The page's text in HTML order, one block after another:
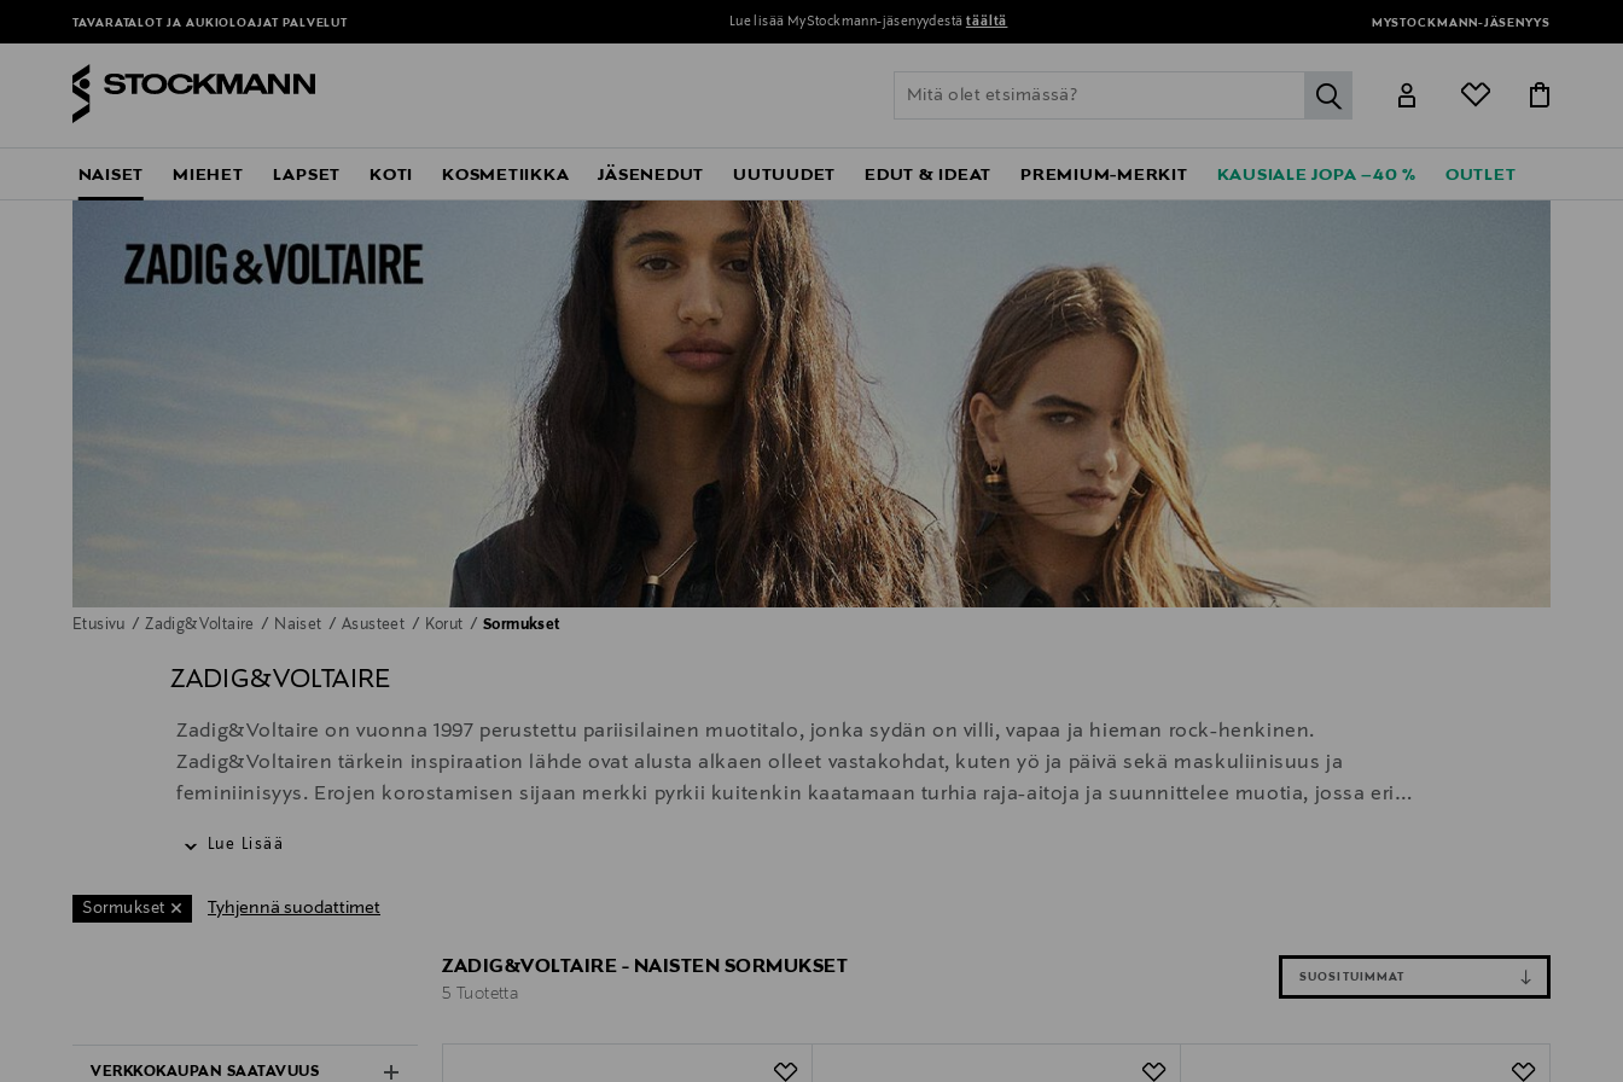
TAVARATALOT JA AUKIOLOAJAT PALVELUT Lue lisää MyStockmann-jäsenyydestä täältä MYSTOCKMANN-JÄSENYYS
label.header.go
NAISET MIEHET LAPSET KOTI KOSMETIIKKA JÄSENEDUT UUTUUDET EDUT & IDEAT PREMIUM-MERKIT KAUSIALE JOPA –40 % OUTLET
Etusivu Zadig&Voltaire Naiset Asusteet Korut Sormukset
ZADIG&VOLTAIRE
Zadig&Voltaire on vuonna 1997 perustettu pariisilainen muotitalo, jonka sydän on villi, vapaa ja hieman rock-henkinen.
Zadig&Voltairen tärkein inspiraation lähde ovat alusta alkaen olleet vastakohdat, kuten yö ja päivä sekä maskuliinisuus ja
feminiinisyys. Erojen korostamisen sijaan merkki pyrkii kuitenkin kaatamaan turhia raja-aitoja ja suunnittelee muotia, jossa eri
rosoista ranskalaistyyliä. Muodikkaille, mutta silti aikaa kestäville vaatteille on ominaista ensiluokkainen laatu ja miellyttävät
Lue Lisää
Sormukset Tyhjennä suodattimet
VERKKOKAUPAN SAATAVUUS
ZADIG&VOLTAIRE - NAISTEN SORMUKSET
5 Tuotetta
SUOSITUIMMAT